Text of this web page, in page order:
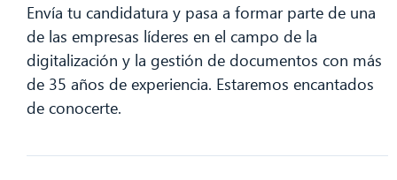
Envía tu candidatura y pasa a formar parte de una
de las empresas líderes en el campo de la
digitalización y la gestión de documentos con más
de 35 años de experiencia. Estaremos encantados
de conocerte.